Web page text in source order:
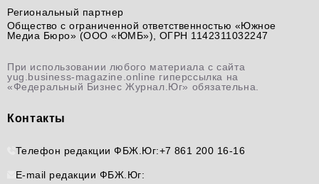
Региональный партнер
Общество с ограниченной ответственностью «Южное
Медиа Бюро» (ООО «ЮМБ»), ОГРН 1142311032247
При использовании любого материала с сайта
yug.business-magazine.online гиперссылка на
«Федеральный Бизнес Журнал.Юг» обязательна.
Контакты
Телефон редакции ФБЖ.Юг:+7 861 200 16-16
E-mail редакции ФБЖ.Юг: